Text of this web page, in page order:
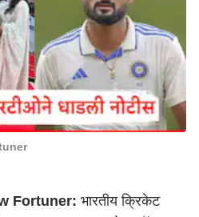
Fortuner: भारतीय क्रिकेट